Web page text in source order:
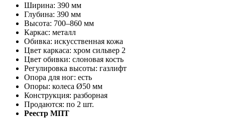
Ширина: 390 мм
Глубина: 390 мм
Высота: 700–860 мм
Каркас: металл
Обивка: искусственная кожа
Цвет каркаса: хром сильвер 2
Цвет обивки: слоновая кость
Регулировка высоты: газлифт
Опора для ног: есть
Опоры: колеса Ø50 мм
Конструкция: разборная
Продаются: по 2 шт.
Реестр МПТ